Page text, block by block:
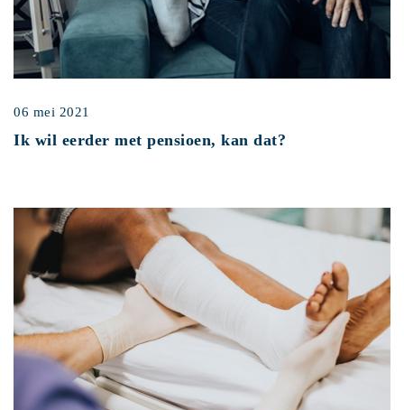
06 mei 2021
Ik wil eerder met pensioen, kan dat?